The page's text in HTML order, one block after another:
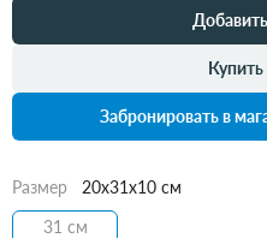
Купить
Забронировать в
Размер
20x31x10 см
31 см